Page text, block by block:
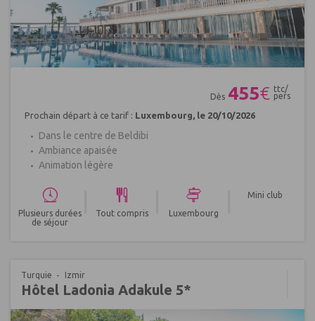
Dès 455€ ttc/
pers
Prochain départ à ce tarif : Luxembourg, le 20/10/2026
Dans le centre de Beldibi
Ambiance apaisée
Animation légère
Plusieurs durées
de séjour
Tout compris Luxembourg
Mini club
Turquie Izmir
Hôtel Ladonia Adakule 5*